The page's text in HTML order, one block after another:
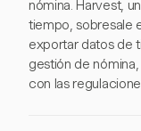
nómina. Harvest,
tiempo, sobresale
exportar datos de
gestión de
con las